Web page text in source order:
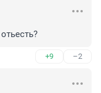
+9 –2